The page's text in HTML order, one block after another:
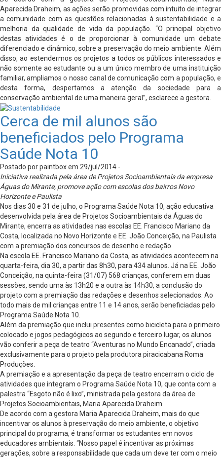
Aparecida Draheim, as ações serão promovidas com intuito de integrar
a comunidade com as questões relacionadas à sustentabilidade e a
melhoria da qualidade de vida da população. “O principal objetivo
destas atividades é o de proporcionar à comunidade um debate
diferenciado e dinâmico, sobre a preservação do meio ambiente. Além
disso, ao estendermos os projetos a todos os públicos interessados e
não somente ao estudante ou a um único membro de uma instituição
familiar, ampliamos o nosso canal de comunicação com a população, e
desta forma, despertamos a atenção da sociedade para a
conservação ambiental de uma maneira geral”, esclarece a gestora.
Cerca de mil alunos são
beneficiados pelo Programa
Saúde Nota 10
Postado por paintbox em 29/jul/2014 -
Iniciativa realizada pela área de Projetos Socioambientais da empresa
Águas do Mirante, promove ação com escolas dos bairros Novo
Horizonte e Paulista
Nos dias 30 e 31 de julho, o Programa Saúde Nota 10, ação educativa
desenvolvida pela área de Projetos Socioambientais da Águas do
Mirante, encerra as atividades nas escolas EE. Francisco Mariano da
Costa, localizada no Novo Horizonte e EE. João Conceição, na Paulista
com a premiação dos concursos de desenho e redação.
Na escola EE. Francisco Mariano da Costa, as atividades acontecem na
quarta-feira, dia 30, a partir das 8h30, para 434 alunos. Já na EE. João
Conceição, na quinta-feira (31/07) 568 crianças, conferem em duas
sessões, sendo uma às 13h20 e a outra às 14h30, a conclusão do
projeto com a premiação das redações e desenhos selecionados. Ao
todo mais de mil crianças entre 11 e 14 anos, serão beneficiadas pelo
Programa Saúde Nota 10.
Além da premiação que inclui presentes como bicicleta para o primeiro
colocado e jogos pedagógicos ao segundo e terceiro lugar, os alunos
vão conferir a peça de teatro “Aventuras no Mundo Encanado”, criada
exclusivamente para o projeto pela produtora piracicabana Roma
Produções.
A premiação e a apresentação da peça de teatro encerram o ciclo de
atividades que integram o Programa Saúde Nota 10, que conta com a
palestra “Esgoto não é lixo”, ministrada pela gestora da área de
Projetos Socioambientais, Maria Aparecida Draheim.
De acordo com a gestora Maria Aparecida Draheim, mais do que
incentivar os alunos à preservação do meio ambiente, o objetivo
principal do programa, é transformar os estudantes em novos
educadores ambientais. “Nosso papel é incentivar as próximas
gerações, sobre a responsabilidade que cada um deve ter com o meio